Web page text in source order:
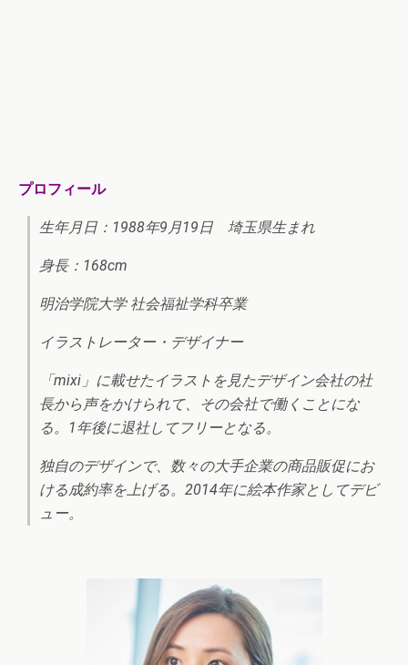
プロフィール
生年月日：1988年9月19日 埼玉県生まれ
身長：168cm
明治学院大学 社会福祉学科卒業
イラストレーター・デザイナー
「mixi」に載せたイラストを見たデザイン会社の社
長から声をかけられて、その会社で働くことにな
る。1年後に退社してフリーとなる。
独自のデザインで、数々の大手企業の商品販促にお
ける成約率を上げる。2014年に絵本作家としてデビ
ュー。